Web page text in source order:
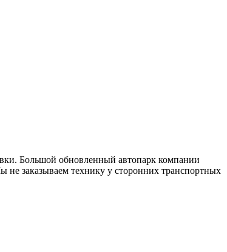
Большой обновленный автопарк компании
заказываем технику у сторонних транспортных